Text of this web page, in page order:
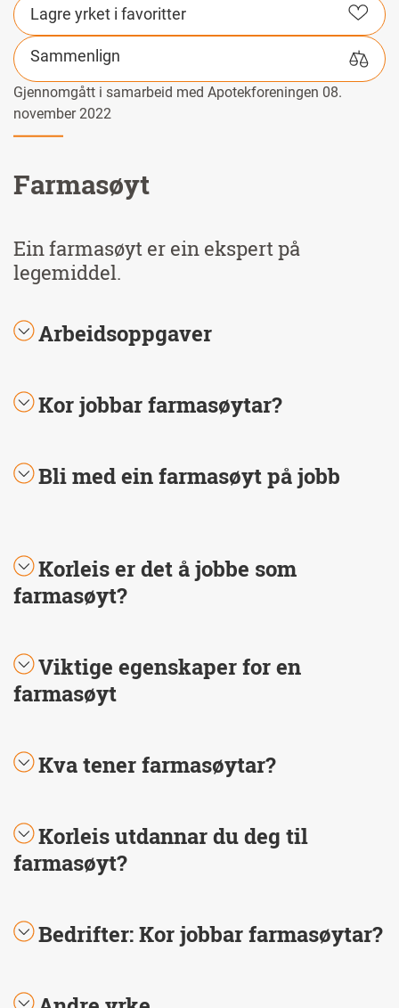
Lagre yrket i favoritter
Sammenlign
Gjennomgått i samarbeid med Apotekforeningen 08.
november 2022
Farmasøyt
Ein farmasøyt er ein ekspert på
legemiddel.
Arbeidsoppgaver
Kor jobbar farmasøytar?
Bli med ein farmasøyt på jobb
Korleis er det å jobbe som
farmasøyt?
Viktige egenskaper for en
farmasøyt
Kva tener farmasøytar?
Korleis utdannar du deg til
farmasøyt?
Bedrifter: Kor jobbar farmasøytar?